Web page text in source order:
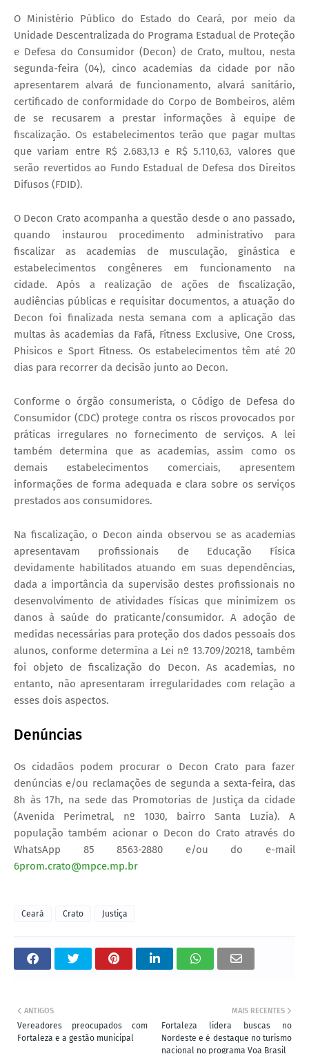
O Ministério Público do Estado do Ceará, por meio da
Unidade Descentralizada do Programa Estadual de Proteção
e Defesa do Consumidor (Decon) de Crato, multou, nesta
segunda-feira (04), cinco academias da cidade por não
apresentarem alvará de funcionamento, alvará sanitário,
certificado de conformidade do Corpo de Bombeiros, além
de se recusarem a prestar informações à equipe de
fiscalização. Os estabelecimentos terão que pagar multas
que variam entre R$ 2.683,13 e R$ 5.110,63, valores que
serão revertidos ao Fundo Estadual de Defesa dos Direitos
Difusos (FDID).
O Decon Crato acompanha a questão desde o ano passado,
quando instaurou procedimento administrativo para
fiscalizar as academias de musculação, ginástica e
estabelecimentos congêneres em funcionamento na
cidade. Após a realização de ações de fiscalização,
audiências públicas e requisitar documentos, a atuação do
Decon foi finalizada nesta semana com a aplicação das
multas às academias da Fafá, Fitness Exclusive, One Cross,
Phisicos e Sport Fitness. Os estabelecimentos têm até 20
dias para recorrer da decisão junto ao Decon.
Conforme o órgão consumerista, o Código de Defesa do
Consumidor (CDC) protege contra os riscos provocados por
práticas irregulares no fornecimento de serviços. A lei
também determina que as academias, assim como os
demais estabelecimentos comerciais, apresentem
informações de forma adequada e clara sobre os serviços
prestados aos consumidores.
Na fiscalização, o Decon ainda observou se as academias
apresentavam profissionais de Educação Física
devidamente habilitados atuando em suas dependências,
dada a importância da supervisão destes profissionais no
desenvolvimento de atividades físicas que minimizem os
danos à saúde do praticante/consumidor. A adoção de
medidas necessárias para proteção dos dados pessoais dos
alunos, conforme determina a Lei nº 13.709/20218, também
foi objeto de fiscalização do Decon. As academias, no
entanto, não apresentaram irregularidades com relação a
esses dois aspectos.
Denúncias
Os cidadãos podem procurar o Decon Crato para fazer
denúncias e/ou reclamações de segunda a sexta-feira, das
8h às 17h, na sede das Promotorias de Justiça da cidade
(Avenida Perimetral, nº 1030, bairro Santa Luzia). A
população também acionar o Decon do Crato através do
WhatsApp 85 8563-2880 e/ou do e-mail
6prom.crato@mpce.mp.br
Ceará Crato Justiça
MAIS RECENTES
Fortaleza lidera buscas no
Nordeste e é destaque no turismo
nacional no programa Voa Brasil
ANTIGOS
Vereadores preocupados com
Fortaleza e a gestão municipal